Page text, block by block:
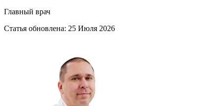
Главный врач
Статья обновлена: 25 Июля 2026